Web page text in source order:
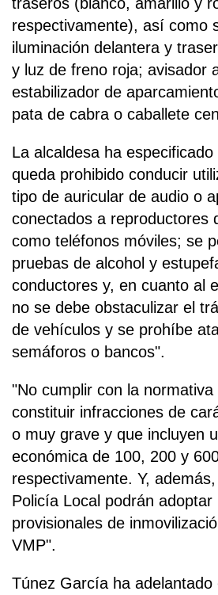
respectivamente), así como
iluminación delantera y
y luz de freno roja; avisador
estabilizador de
pata de cabra o caballete
La alcaldesa ha
queda prohibido conducir
tipo de auricular de audio o
conectados a reproductores
como teléfonos móviles; se
pruebas de alcohol y
conductores y, en cuanto al
no se debe obstaculizar el
de vehículos y se prohíbe
semáforos o bancos".
"No cumplir con la
constituir infracciones de
o muy grave y que incluyen
económica de 100, 200 y
respectivamente. Y,
Policía Local podrán adoptar
provisionales de
VMP".
Túnez García ha adelantado